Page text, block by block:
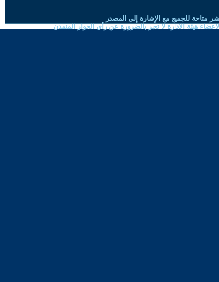
متاحة للجميع مع الإشارة إلى المصدر
هيئة الادارة لا تعبر بالضرورة عن رأي الحوار المتمدن